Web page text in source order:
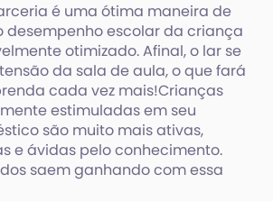
é uma ótima maneira de
desempenho escolar da criança
otimizado. Afinal, o lar se
da sala de aula, o que fará
cada vez mais!Crianças
estimuladas em seu
são muito mais ativas,
e ávidas pelo conhecimento.
saem ganhando com essa